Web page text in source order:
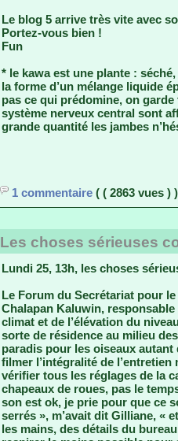
Le blog 5 arrive très vite avec
Portez-vous bien !
Fun
* le kawa est une plante :
la forme d’un mélange liquide
pas ce qui prédomine, on
système nerveux central sont
grande quantité les jambes
1 commentaire ( ( 2863 vues ) )
Les choses sérieuses
Lundi 25, 13h, les choses
Le Forum du Secrétariat pour
Chalapan Kaluwin,
climat et de l’élévation du
sorte de résidence au milieu
paradis pour les oiseaux
filmer l’intégralité de
vérifier tous les réglages de la
chapeaux de roues, pas le
son est ok, je prie pour que ce
serrés », m’avait dit Gilliane, «
les mains, des détails du